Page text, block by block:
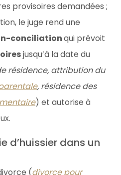
provisoires demandées ;
le juge rend une
conciliationqui prévoit
jusqu’à la date du
résidence, attribution du
, résidence des
) et autorise à
d’huissier dans un
(divorce pour